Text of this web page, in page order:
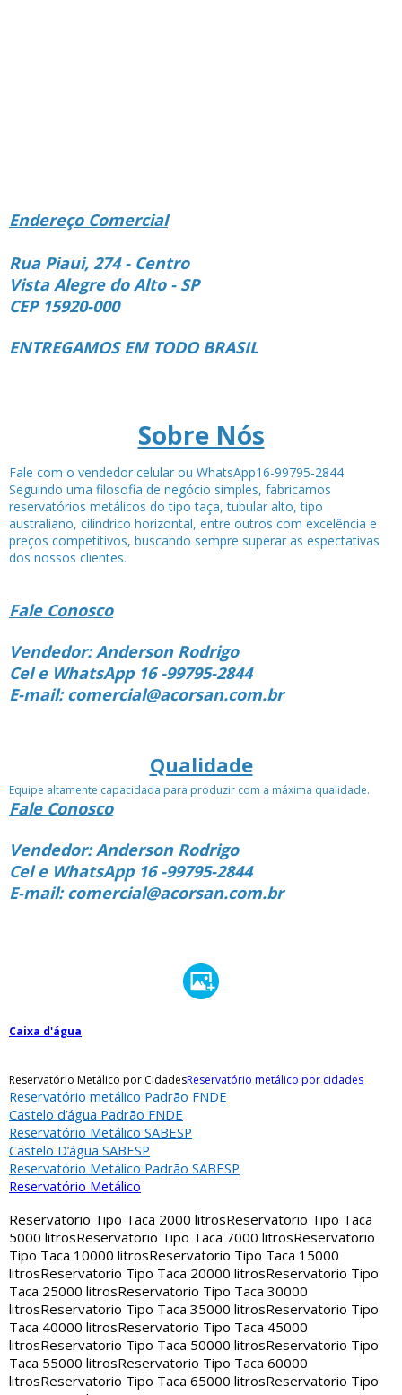
Endereço Comercial
Rua Piaui, 274 - Centro
Vista Alegre do Alto - SP
CEP 15920-000
ENTREGAMOS EM TODO BRASIL
Sobre Nós
Fale com o vendedor celular ou WhatsApp16-99795-2844
Seguindo uma filosofia de negócio simples, fabricamos
reservatórios metálicos do tipo taça, tubular alto, tipo
australiano, cilíndrico horizontal, entre outros com excelência e
preços competitivos, buscando sempre superar as espectativas
dos nossos clientes.
Fale Conosco
Vendedor: Anderson Rodrigo
Cel e WhatsApp 16 -99795-2844
E-mail: comercial@acorsan.com.br
Qualidade
Equipe altamente capacidada para produzir com a máxima qualidade.
Fale Conosco
Vendedor: Anderson Rodrigo
Cel e WhatsApp 16 -99795-2844
E-mail: comercial@acorsan.com.br
Caixa d'água
Reservatório Metálico por CidadesReservatório metálico por cidades
Reservatório metálico Padrão FNDE
Castelo d’água Padrão FNDE
Reservatório Metálico SABESP
Castelo D’água SABESP
Reservatório Metálico Padrão SABESP
Reservatório Metálico
Reservatorio Tipo Taca 2000 litrosReservatorio Tipo Taca
5000 litrosReservatorio Tipo Taca 7000 litrosReservatorio
Tipo Taca 10000 litrosReservatorio Tipo Taca 15000
litrosReservatorio Tipo Taca 20000 litrosReservatorio Tipo
Taca 25000 litrosReservatorio Tipo Taca 30000
litrosReservatorio Tipo Taca 35000 litrosReservatorio Tipo
Taca 40000 litrosReservatorio Tipo Taca 45000
litrosReservatorio Tipo Taca 50000 litrosReservatorio Tipo
Taca 55000 litrosReservatorio Tipo Taca 60000
litrosReservatorio Tipo Taca 65000 litrosReservatorio Tipo